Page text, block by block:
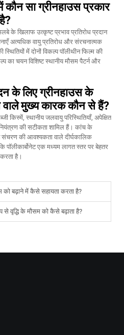
कौन सा ग्रीनहाउस प्रकार
के खिलाफ उत्कृष्ट प्रभाव प्रतिरोध प्रदान
अत्यधिक वायु प्रतिरोध और संरचनात्मक
में दोनों विकल्प पॉलीथीन फिल्म की
का चयन विशिष्ट स्थानीय मौसम पैटर्न और
के लिए ग्रीनहाउस के
मुख्य कारक कौन से हैं?
किस्में, स्थानीय जलवायु परिस्थितियाँ, अपेक्षित
की सटीकता शामिल हैं। कांच के
संचरण की आवश्यकता वाले दीर्घकालिक
पॉलीकार्बोनेट एक मध्यम लागत स्तर पर बेहतर
है।
को बढ़ाने में कैसे सहायता करता है?
से वृद्धि के मौसम को कैसे बढ़ाता है?